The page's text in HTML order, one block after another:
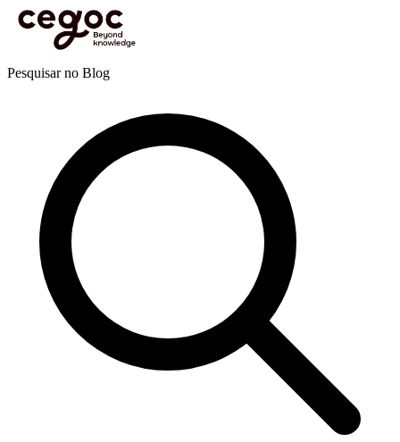
Skip to main content
Está aqui:Home > Recursos
Lutar contra a procrastinação: modelo Picasso
Pesquisar no Blog